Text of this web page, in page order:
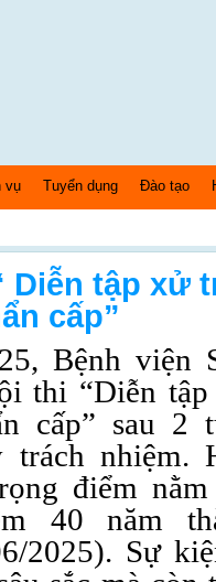
vụ Tuyển dụng Đào tạo
Diễn tập xử
cấp”
Bệnh
thi “Diễn
cấp” sau 2
trách
điểm
40 năm
2025). Sự